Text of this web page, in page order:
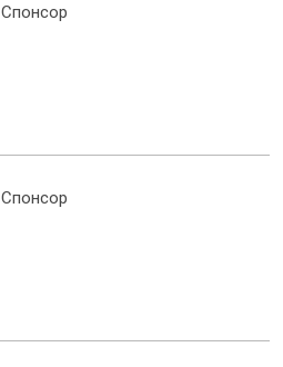
Спонсор
Спонсор